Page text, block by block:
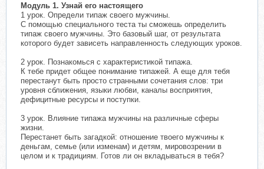
Модуль 1. Узнай его настоящего
1 урок. Определи типаж своего мужчины.
С помощью специального теста ты сможешь определить
типаж своего мужчины. Это базовый шаг, от результата
которого будет зависеть направленность следующих уроков.
2 урок. Познакомься с характеристикой типажа.
К тебе придет общее понимание типажей. А еще для тебя
перестанут быть просто странными сочетания слов: три
уровня сближения, языки любви, каналы восприятия,
дефицитные ресурсы и поступки.
3 урок. Влияние типажа мужчины на различные сферы
жизни.
Перестанет быть загадкой: отношение твоего мужчины к
деньгам, семье (или изменам) и детям, мировозрении в
целом и к традициям. Готов ли он вкладываться в тебя?